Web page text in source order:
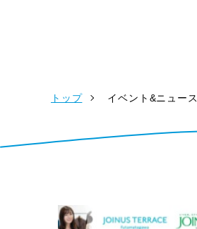
トップ イベント&ニュース